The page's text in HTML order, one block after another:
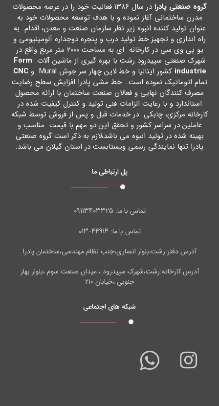
گروه صنعتی پادرا
در سال ۱۳۸۶ فعالیت خود را در عرصه محصولات
مدرن ساختمانی آغاز نموده و با هدف توسعه محصولات خود به
عنوان تولید کننده انبوه زیر نظر سازمان صنعت و معدن، اقدام به
راه اندازي و تجهیز خط تولید درب و پنجره دوجداره آلومینیومی و
یو پی وي سی در کارخانه اي به مساحت ۲۰۰۰ متر مربع واقع در
شهرك صنعتی سپیدرود رشت با بهره گیري از ماشین آلات Form
industrie کشور ایتالیا و خط لاین چهار سر جوش Mural و
CNC
تمام اتوماتیک نموده است. خط مشی پادرا افزایش سطح رضایت
مصرف کنندگان نهایی و فعالان صنعت ساختمان با ارائه محصول
استاندارد و با رعایت الزامات فنی تولید و کنترل کیفیت شده در
کارخانه مرکزي، چابکی در خدمات قبل و پس از فروش توسط شبکه
عاملین در سراسر کشور و تحقق این دو مهم با قیمت مناسب و
بهینه شده در تولید انبوه می باشد،لازم به ذکر است گروه صنعتی
پادرا تنها نمایندگی رسمی ویستابست در استان گیلان می باشد.
پل ارتباطی ما
تماس با ما:۰۹۱۱۳۴۰۳۳۲۵
تماس با ما: ۴۴۹۱۴-۰۱۳
آدرس دفتر:رشت،بلوار انصاری،جنب نظام مهندسی،ساختمان پادرا
آدرس کارخانه:رشت،شهرک سپیدرود ، میدان صنعت سوم ،بلوار بهار
جنوبی ،خیابان ۲۱۰
شبکه های اجتماعی